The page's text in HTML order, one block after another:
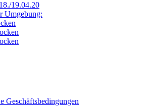
19.04.20
Umgebung:
Geschäftsbedingungen